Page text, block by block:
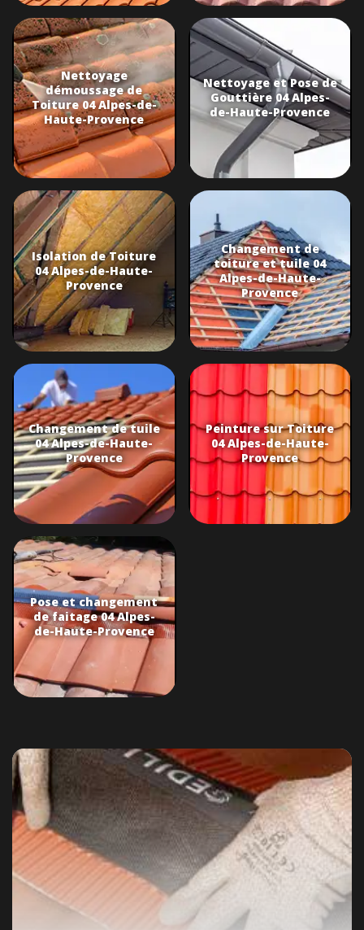
Nettoyage
démoussage de
Toiture 04 Alpes-de-
Haute-Provence
Nettoyage et Pose de
Gouttière 04 Alpes-
de-Haute-Provence
Isolation de Toiture
04 Alpes-de-Haute-
Provence
Changement de
toiture et tuile 04
Alpes-de-Haute-
Provence
Changement de tuile
04 Alpes-de-Haute-
Provence
Peinture sur Toiture
04 Alpes-de-Haute-
Provence
Pose et changement
de faitage 04 Alpes-
de-Haute-Provence